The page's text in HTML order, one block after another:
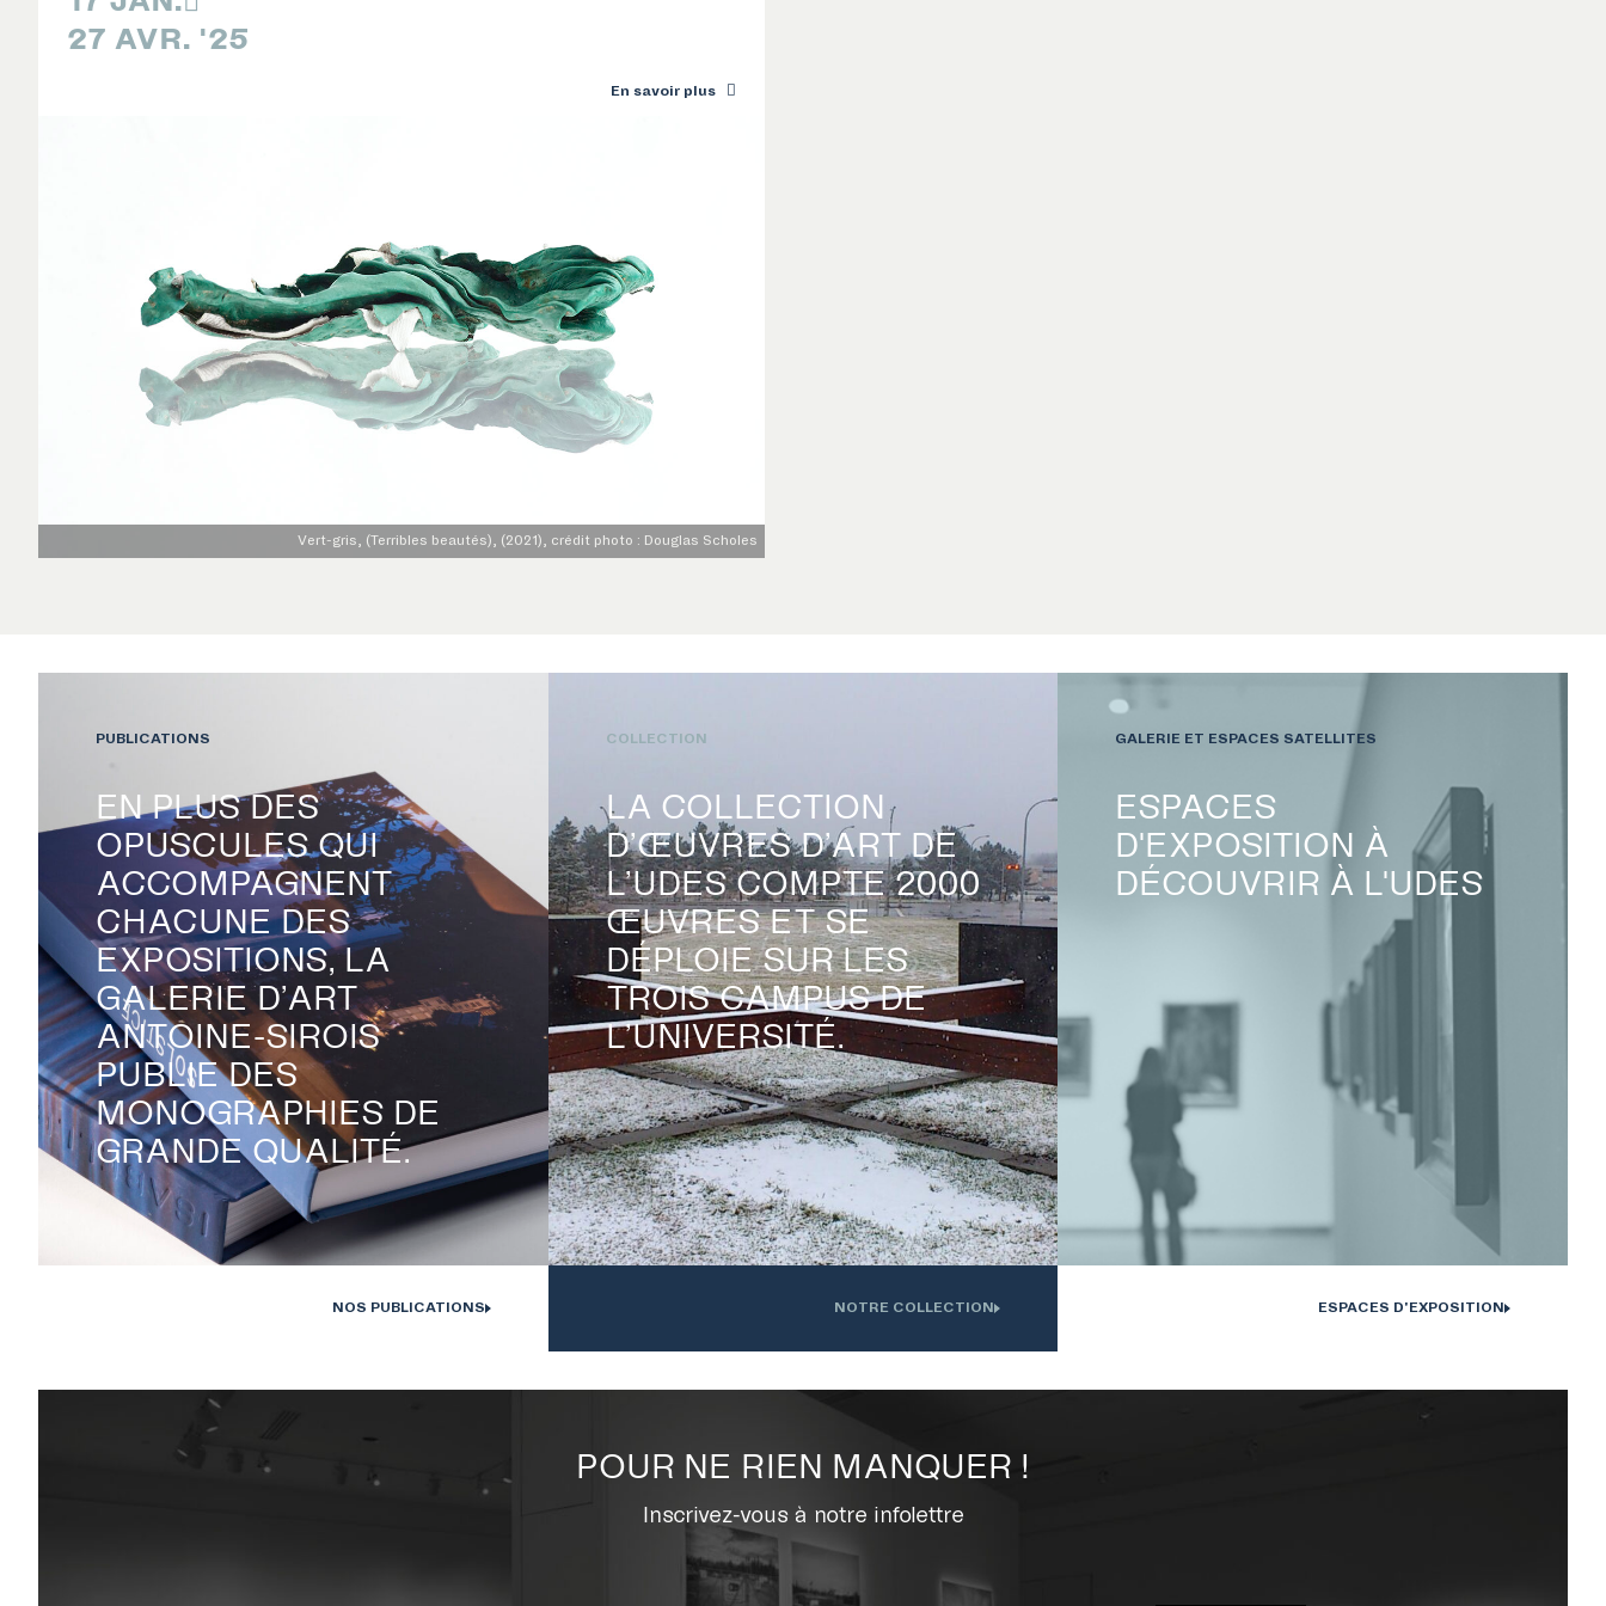
CENTRE CULTUREL DE L’UNIVERSITÉ DE SHERBROOKE
27 AVR. '25
En savoir plus
Vert-gris, (Terribles beautés), (2021), crédit photo : Douglas Scholes
Monographies Solstice de Bertrand Carrière et Isabelle Hayeur. Photo : D.
EN PLUS DES
OPUSCULES QUI
ACCOMPAGNENT
CHACUNE DES
EXPOSITIONS, LA
GALERIE D’ART
ANTOINE-SIROIS
PUBLIE DES
MONOGRAPHIES DE
GRANDE QUALITÉ.
PUBLICATIONS
NOS PUBLICATIONS
Oeuvre installée devant l'Institution interdisciplinaire d'innovation
LA COLLECTION
D’ŒUVRES D’ART DE
L’UDES COMPTE 2000
ŒUVRES ET SE
DÉPLOIE SUR LES
TROIS CAMPUS DE
L’UNIVERSITÉ.
COLLECTION
NOTRE COLLECTION
ESPACES
D'EXPOSITION À
DÉCOUVRIR À L'UDES
GALERIE ET ESPACES SATELLITES
ESPACES D'EXPOSITION
POUR NE RIEN MANQUER !
Inscrivez-vous à notre infolettre